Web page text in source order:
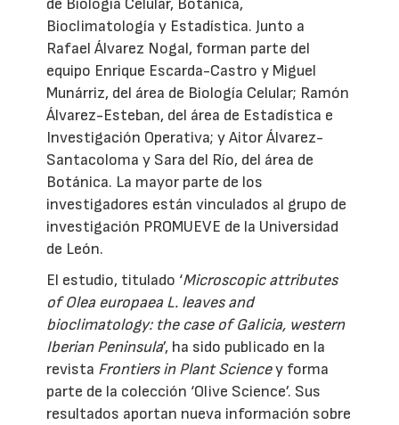
de Biología Celular, Botánica,
Bioclimatología y Estadística. Junto a
Rafael Álvarez Nogal, forman parte del
equipo Enrique Escarda-Castro y Miguel
Munárriz, del área de Biología Celular; Ramón
Álvarez-Esteban, del área de Estadística e
Investigación Operativa; y Aitor Álvarez-
Santacoloma y Sara del Río, del área de
Botánica. La mayor parte de los
investigadores están vinculados al grupo de
investigación PROMUEVE de la Universidad
de León.
El estudio, titulado ‘Microscopic attributes
of Olea europaea L. leaves and
bioclimatology: the case of Galicia, western
Iberian Peninsula’, ha sido publicado en la
revista Frontiers in Plant Sciencey forma
parte de la colección ‘Olive Science’. Sus
resultados aportan nueva información sobre